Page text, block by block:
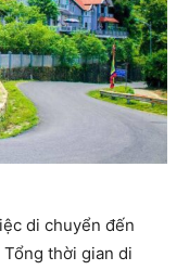
di chuyển đến
thời gian di